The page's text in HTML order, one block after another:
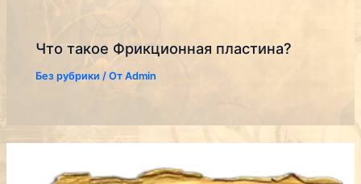
Что такое Фрикционная пластина?
Без рубрики / ОтAdmin